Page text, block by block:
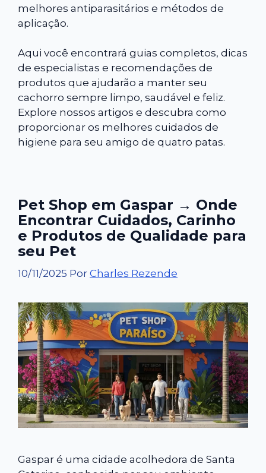
melhores antiparasitários e métodos de
aplicação.
Aqui você encontrará guias completos, dicas
de especialistas e recomendações de
produtos que ajudarão a manter seu
cachorro sempre limpo, saudável e feliz.
Explore nossos artigos e descubra como
proporcionar os melhores cuidados de
higiene para seu amigo de quatro patas.
Pet Shop em Gaspar → Onde
Encontrar Cuidados, Carinho
e Produtos de Qualidade para
seu Pet
10/11/2025 Por Charles Rezende
Gaspar é uma cidade acolhedora de Santa